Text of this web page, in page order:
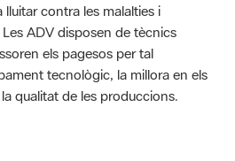
contra les malalties i
ADV disposen de tècnics
els pagesos per tal
tecnològic, la millora en els
qualitat de les produccions.